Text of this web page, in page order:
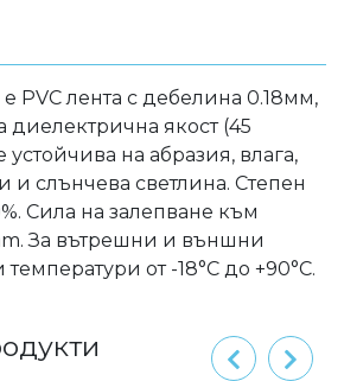
PVC лента с дебелина 0.18мм,
диелектрична якост (45
устойчива на абразия, влага,
и слънчева светлина. Степен
Сила на залепване към
За вътрешни и външни
от -18°C до +90°C.